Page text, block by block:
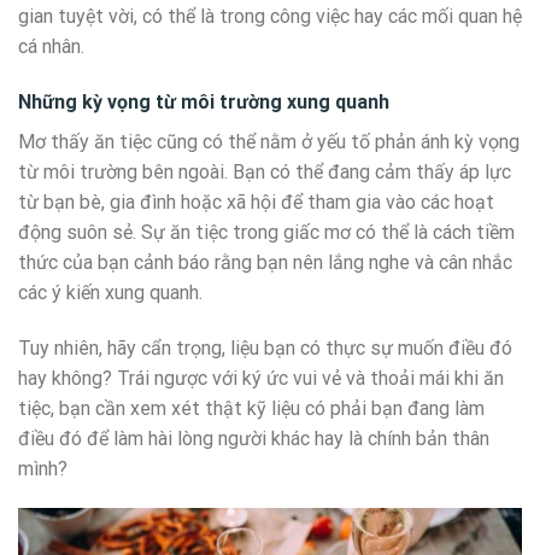
gian tuyệt vời, có thể là trong công việc hay các mối quan hệ
cá nhân.
Những kỳ vọng từ môi trường xung quanh
Mơ thấy ăn tiệc cũng có thể nằm ở yếu tố phản ánh kỳ vọng
từ môi trường bên ngoài. Bạn có thể đang cảm thấy áp lực
từ bạn bè, gia đình hoặc xã hội để tham gia vào các hoạt
động suôn sẻ. Sự ăn tiệc trong giấc mơ có thể là cách tiềm
thức của bạn cảnh báo rằng bạn nên lắng nghe và cân nhắc
các ý kiến xung quanh.
Tuy nhiên, hãy cẩn trọng, liệu bạn có thực sự muốn điều đó
hay không? Trái ngược với ký ức vui vẻ và thoải mái khi ăn
tiệc, bạn cần xem xét thật kỹ liệu có phải bạn đang làm
điều đó để làm hài lòng người khác hay là chính bản thân
mình?